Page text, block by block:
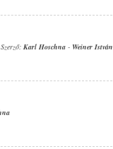
Karl Hoschna - Weiner István